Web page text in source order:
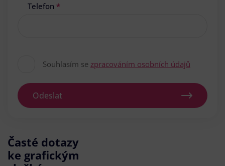
Telefon *
Souhlasím se zpracováním osobních údajů
Odeslat
Časté dotazy
ke grafickým